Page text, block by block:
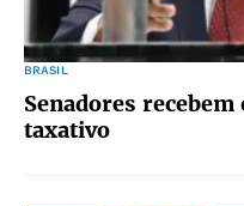
BRASIL
Senadores
taxativo